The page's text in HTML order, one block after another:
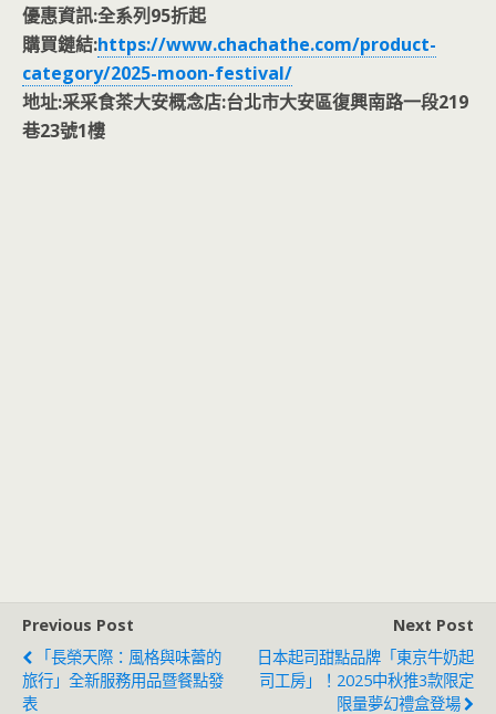
優惠資訊:全系列95折起
購買鏈結:https://www.chachathe.com/product-
category/2025-moon-festival/
地址:采采食茶大安概念店:台北市大安區復興南路一段219
巷23號1樓
Previous Post
「長榮天際：風格與味蕾的
旅行」全新服務用品暨餐點發
表
Next Post
日本起司甜點品牌「東京牛奶起
司工房」！2025中秋推3款限定
限量夢幻禮盒登場